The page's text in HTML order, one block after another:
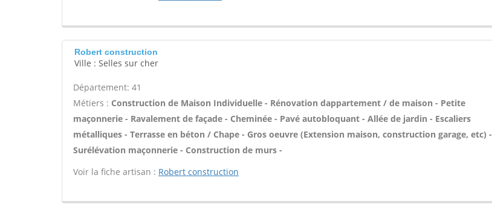
Robert construction
Ville : Selles sur cher
Département: 41
Métiers : Construction de Maison Individuelle - Rénovation dappartement / de maison - Petite
maçonnerie - Ravalement de façade - Cheminée - Pavé autobloquant - Allée de jardin - Escaliers
métalliques - Terrasse en béton / Chape - Gros oeuvre (Extension maison, construction garage, etc) -
Surélévation maçonnerie - Construction de murs -
Voir la fiche artisan : Robert construction